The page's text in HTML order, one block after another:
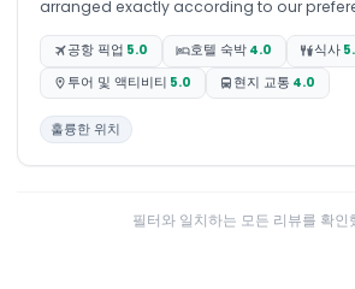
arranged exactly according to our
extend our stay for an extra night just to
Dubai a little more before heading back.
공항 픽업 5.0 호텔 숙박 4.0 식사
투어 및 액티비티 5.0 현지 교통 4.0
훌륭한 위치
필터와 일치하는 모든 리뷰를 확인